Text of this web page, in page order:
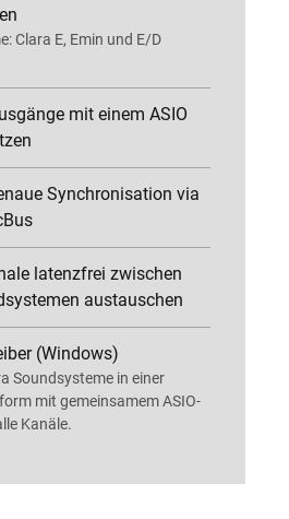
Clara E, Emin und E/D
mit einem ASIO
Synchronisation via
latenzfrei zwischen
austauschen
(Windows)
Soundsysteme in einer
mit gemeinsamem ASIO-
Kanäle.